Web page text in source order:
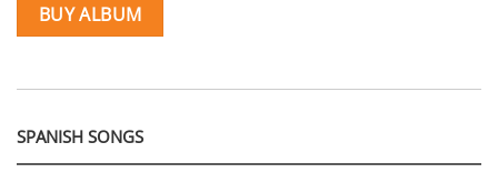
BUY ALBUM
SPANISH SONGS